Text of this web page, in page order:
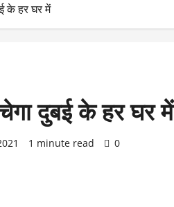
के हर घर में
दुबई के हर घर में
1 minute read 0